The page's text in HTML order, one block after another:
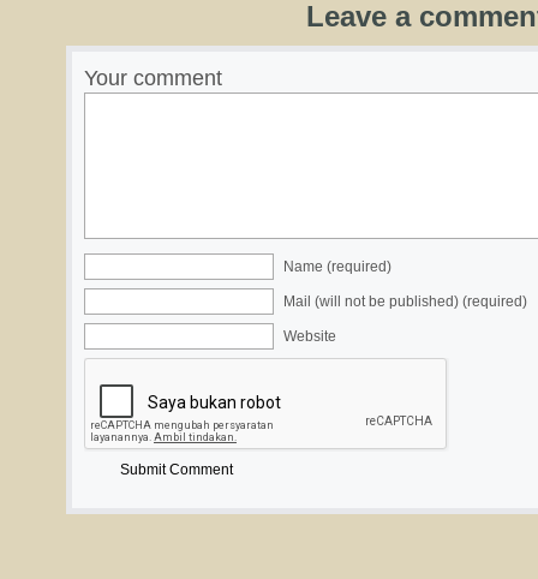
Leave a
Your comment
Name (required)
Mail (will not be published) (required)
Website